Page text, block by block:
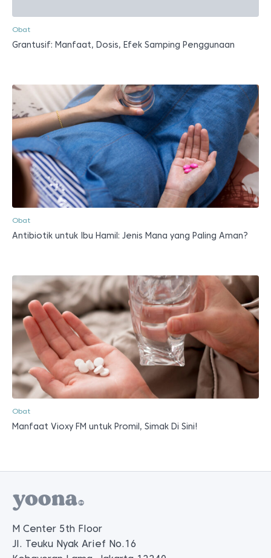
Obat
Grantusif: Manfaat, Dosis, Efek Samping Penggunaan
Obat
Antibiotik untuk Ibu Hamil: Jenis Mana yang Paling Aman?
Obat
Manfaat Vioxy FM untuk Promil, Simak Di Sini!
M Center 5th Floor
Jl. Teuku Nyak Arief No.16